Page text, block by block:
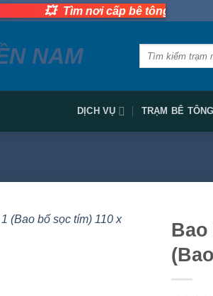
Tìm nơi cấp bê tông tươi nhanh nhất
DỊCH VỤ TRẠM BÊ TÔNG